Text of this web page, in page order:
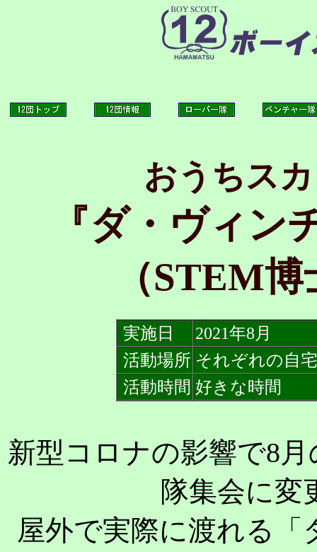
おうちス
『ダ・ヴィン
（STEM
実施日
2021年8月
活動場所 それぞれの自宅
活動時間 好きな時間
新型コロナの影響で8
隊集会に変
屋外で実際に渡れる